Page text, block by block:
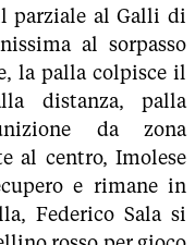
parziale al Galli di
al sorpasso
la palla colpisce il
distanza, palla
da zona
al centro, Imolese
e rimane in
Federico Sala si